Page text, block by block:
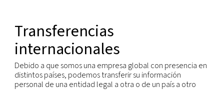
personal a disposición de las autoridades
judiciales y de los organismos o agentes
velar por el cumplimiento de las leyes según lo
ley, por ejemplo, para el cumplimiento de los
seguridad nacional o el cumplimiento de la ley,